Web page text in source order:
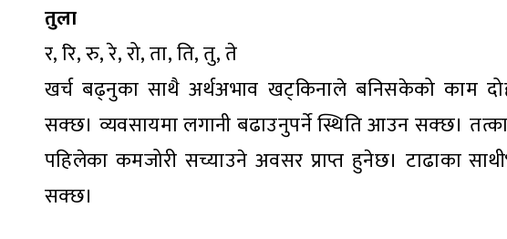
तुला
र, रि, रु, रे, रो, ता, ति, तु, ते
खर्च बढ्नुका साथै अर्थअभाव खट्किनाले बनिसकेको काम
सक्छ। व्यवसायमा लगानी बढाउनुपर्ने स्थिति आउन सक्छ।
पहिलेका कमजोरी सच्याउने अवसर प्राप्त हुनेछ। टाढाका
सक्छ।